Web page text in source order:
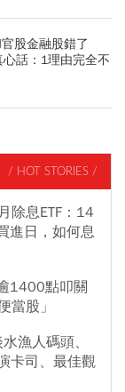
股金融股錯了
話：1理由完全不
/ HOT STORIES /
息ETF：14
進日，如何息
1400點叩關
當股」
漁人碼頭、
卡司、最佳觀